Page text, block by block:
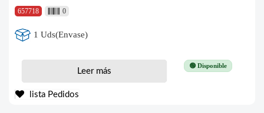
657718
0
1 Uds(Envase)
🟢 Disponible
Leer más
lista Pedidos